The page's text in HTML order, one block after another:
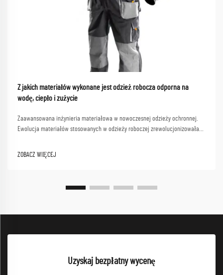
Z jakich materiałów wykonane jest odzież robocza odporna na
wodę, ciepło i zużycie
Zaawansowana inżynieria materiałowa w nowoczesnej odzieży ochronnej.
Ewolucja materiałów stosowanych w odzieży roboczej zrewolucjonizowała
partner w zakresie odzieży roboczej...
ZOBACZ WIĘCEJ
Uzyskaj bezpłatny wycenę